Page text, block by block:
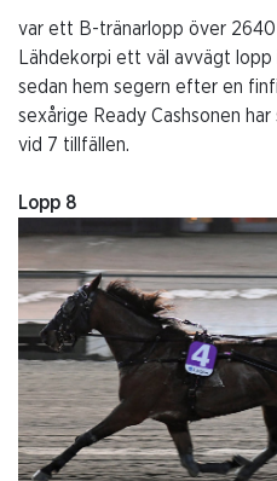
var ett B-tränarlopp över 2640
Lähdekorpi ett väl avvägt
sedan hem segern efter en
sexårige Ready Cashsonen
vid 7 tillfällen.
Lopp 8